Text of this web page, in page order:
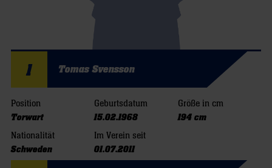
1 Tomas Svensson
Position
Torwart
Geburtsdatum
15.02.1968
Größe in cm
194 cm
Nationalität
Schweden
Im Verein seit
01.07.2011